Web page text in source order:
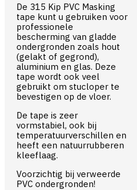
De 315 Kip PVC Masking
tape kunt u gebruiken voor
professionele
bescherming van gladde
ondergronden zoals hout
(gelakt of gegrond),
aluminium en glas. Deze
tape wordt ook veel
gebruikt om stucloper te
bevestigen op de vloer.
De tape is zeer
vormstabiel, ook bij
temperatuurverschillen en
heeft een natuurrubberen
kleeflaag.
Voorzichtig bij verweerde
PVC ondergronden!